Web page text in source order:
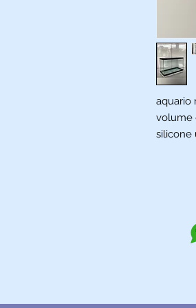
aquario
volume
silicone